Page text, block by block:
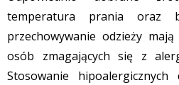
temperatura prania oraz
przechowywanie odzieży
osób zmagających się z
Stosowanie